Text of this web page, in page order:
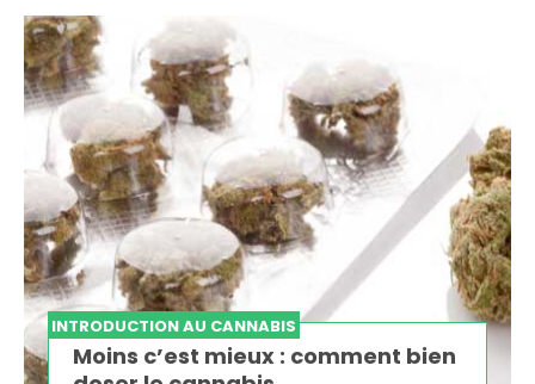
INTRODUCTION AU CANNABIS
Moins c’est mieux : comment bien